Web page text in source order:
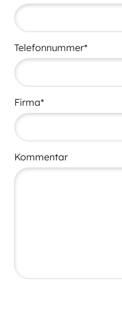
Telefonnummer*
Firma*
Kommentar